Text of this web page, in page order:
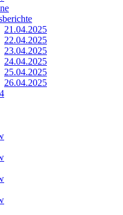
21.04.2025
22.04.2025
23.04.2025
24.04.2025
25.04.2025
26.04.2025